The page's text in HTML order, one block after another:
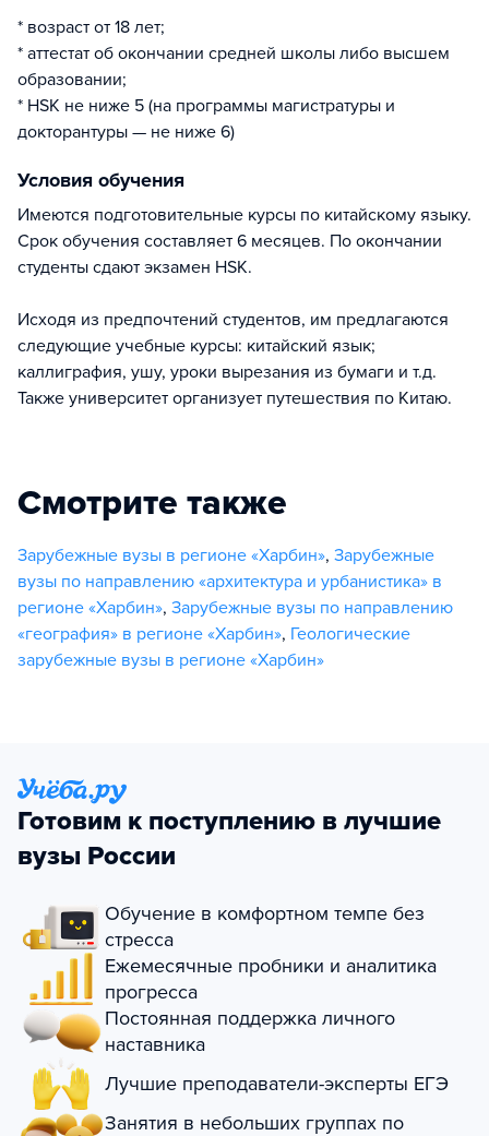
* возраст от 18 лет;
* аттестат об окончании средней школы либо высшем
образовании;
* HSK не ниже 5 (на программы магистратуры и
докторантуры — не ниже 6)
Условия обучения
Имеются подготовительные курсы по китайскому языку.
Срок обучения составляет 6 месяцев. По окончании
студенты сдают экзамен HSK.
Исходя из предпочтений студентов, им предлагаются
следующие учебные курсы: китайский язык;
каллиграфия, ушу, уроки вырезания из бумаги и т.д.
Также университет организует путешествия по Китаю.
Смотрите также
Зарубежные вузы в регионе «Харбин», Зарубежные
вузы по направлению «архитектура и урбанистика» в
регионе «Харбин», Зарубежные вузы по направлению
«география» в регионе «Харбин», Геологические
зарубежные вузы в регионе «Харбин»
Готовим к поступлению в лучшие
вузы России
Обучение в комфортном темпе без
стресса
Ежемесячные пробники и аналитика
прогресса
Постоянная поддержка личного
наставника
Лучшие преподаватели-эксперты ЕГЭ
Занятия в небольших группах по